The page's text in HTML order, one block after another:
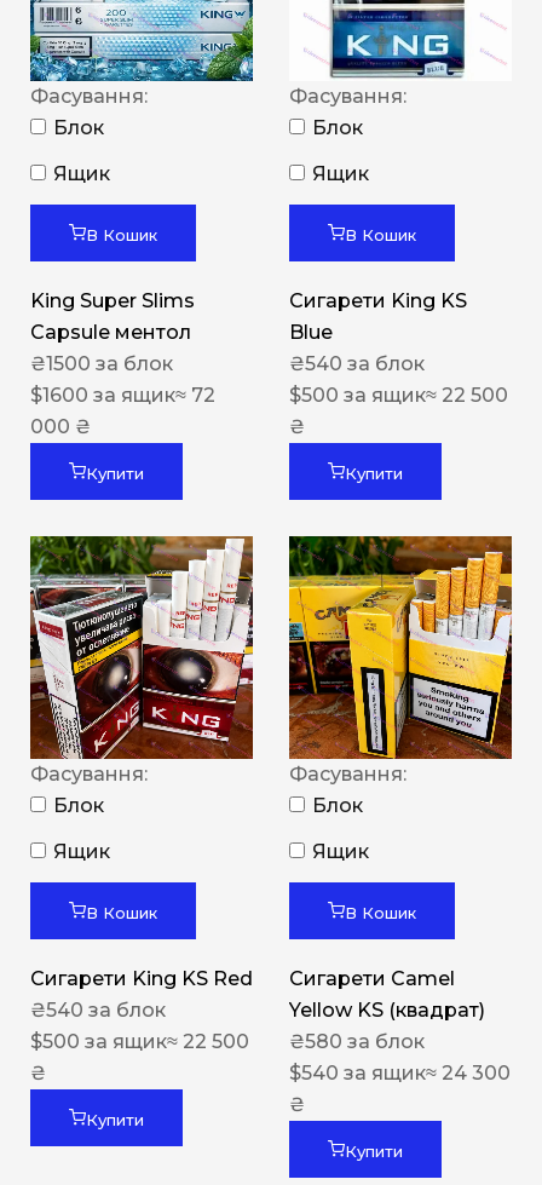
Фасування:
Блок
Ящик
В Кошик
King Super Slims
Capsule ментол
₴1500 за блок
$1600 за ящик≈ 72
000 ₴
Купити
Фасування:
Блок
Ящик
В Кошик
Сигарети King KS
Blue
₴540 за блок
$500 за ящик≈ 22 500
₴
Купити
Фасування:
Блок
Ящик
В Кошик
Сигарети King KS Red
₴540 за блок
$500 за ящик≈ 22 500
₴
Купити
Фасування:
Блок
Ящик
В Кошик
Сигарети Camel
Yellow KS (квадрат)
₴580 за блок
$540 за ящик≈ 24 300
₴
Купити